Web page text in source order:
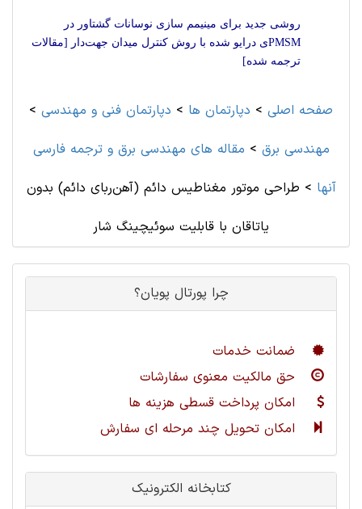
روشی جدید برای مینیمم سازی نوسانات گشتاور در
PMSMی درایو شده با روش کنترل میدان جهت‌دار [مقالات
ترجمه شده]
صفحه اصلی > دپارتمان ها > دپارتمان فنی و مهندسی >
مهندسی برق > مقاله های مهندسی برق و ترجمه فارسی
آنها > طراحی موتور مغناطیس دائم (آهن‌ربای دائم) بدون
یاتاقان با قابلیت سوئیچینگ شار
چرا پورتال پویان؟
ضمانت خدمات
حق مالکیت معنوی سفارشات
امکان پرداخت قسطی هزینه ها
امکان تحویل چند مرحله ای سفارش
کتابخانه الکترونیک